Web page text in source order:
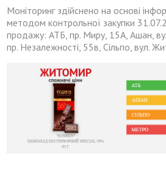
Моніторинг здійснено на основі
методом контрольної закупки
продажу: АТБ, пр. Миру, 15А, Ашан,
пр. Незалежності, 55в, Сільпо, вул.